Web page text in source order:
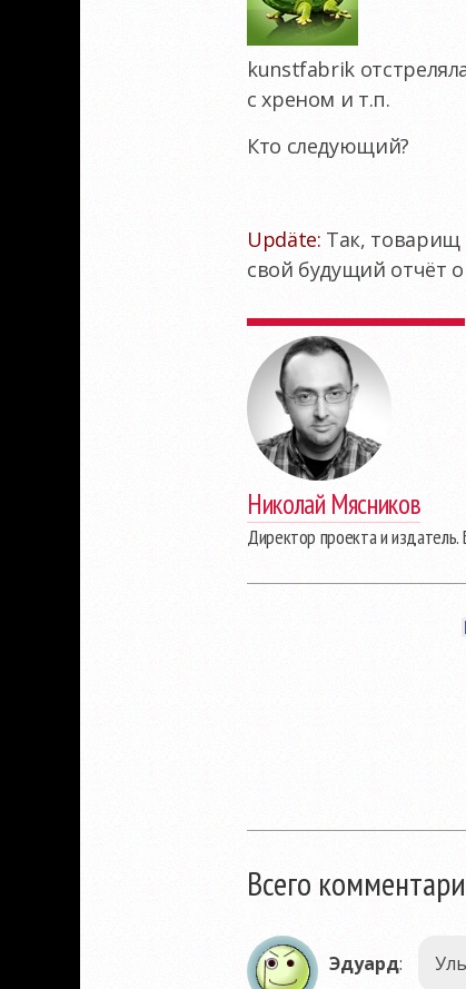
kunstfabrik
с хреном и т.п.
Кто следующий?
Updäte: Так, товарищ
свой будущий отчёт
Николай Мясников
Директор проекта и издатель.
Всего
Эдуард: